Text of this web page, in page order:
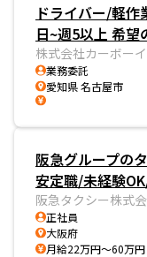
ドライバー/軽
日~週5以上 希望
株式会社カーボーイ
業務委託
愛知県 名古屋市
阪急グループの
安定職/未経験
阪急タクシー株式
正社員
大阪府
月給22万円～60万円